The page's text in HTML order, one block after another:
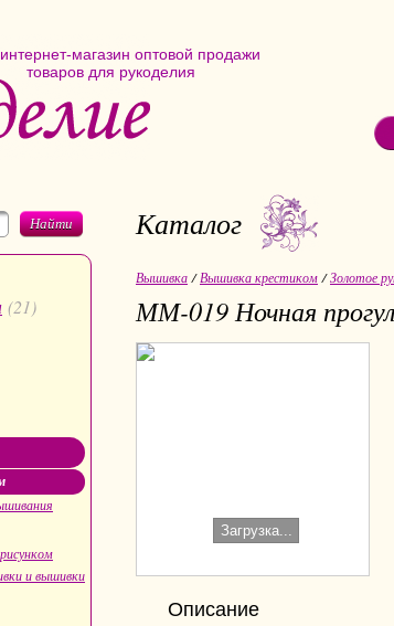
интернет-магазин оптовой продажи
товаров для рукоделия
Найти
(21)
и вышивки
Каталог
Вышивка /Вышивка крестиком /Золотое
ММ-019 Ночная
Загрузка...
Описание